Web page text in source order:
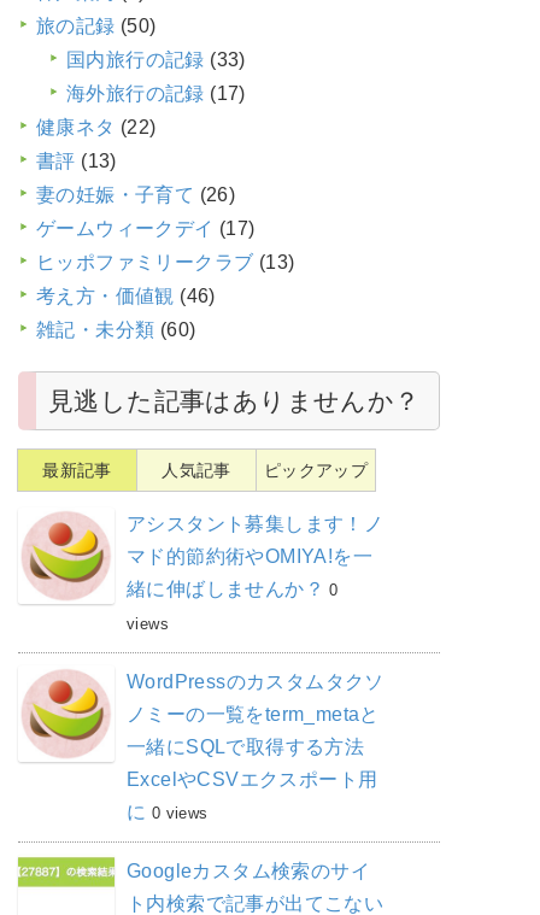
旅の記録 (50)
国内旅行の記録 (33)
海外旅行の記録 (17)
健康ネタ (22)
書評 (13)
妻の妊娠・子育て (26)
ゲームウィークデイ (17)
ヒッポファミリークラブ (13)
考え方・価値観 (46)
雑記・未分類 (60)
見逃した記事はありませんか？
最新記事 人気記事 ピックアップ
アシスタント募集します！ノ
マド的節約術やOMIYA!を一
緒に伸ばしませんか？ 0
views
WordPressのカスタムタクソ
ノミーの一覧をterm_metaと
一緒にSQLで取得する方法
ExcelやCSVエクスポート用
に 0 views
Googleカスタム検索のサイ
ト内検索で記事が出てこない